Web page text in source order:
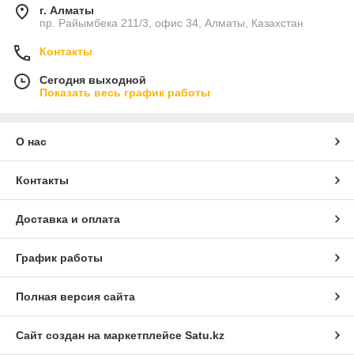
г. Алматы
пр. Райымбека 211/3, офис 34, Алматы, Казахстан
Контакты
Сегодня выходной
Показать весь график работы
О нас
Контакты
Доставка и оплата
График работы
Полная версия сайта
Сайт создан на маркетплейсе Satu.kz